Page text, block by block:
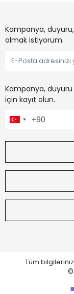
Kampanya,
olmak istiyorum.
Kampanya,
için kayıt olun.
Tüm
©